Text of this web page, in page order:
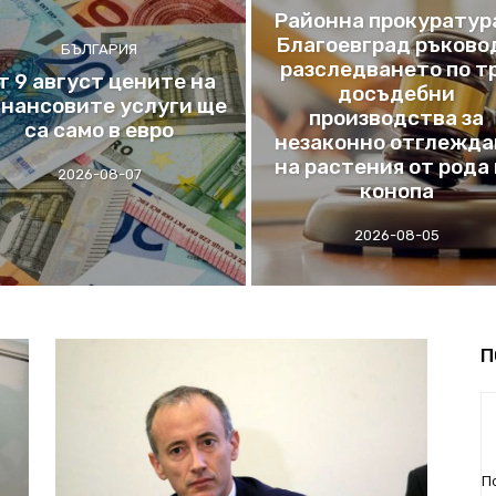
БЪЛГАРИЯ
9 август цените на
услуги ще
са само в евро
2026-08-07
Районна
Благоевград
разследването по
досъдебни
производства за
незаконно
на растения от рода
конопа
2026-08-05